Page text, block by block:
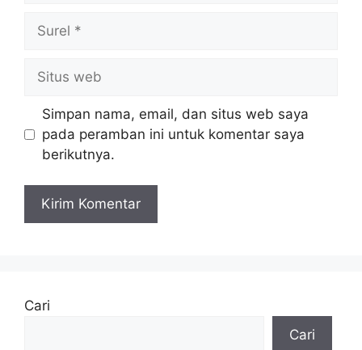
web
Simpan nama, email, dan situs web saya
pada peramban ini untuk komentar saya
berikutnya.
Cari
Cari